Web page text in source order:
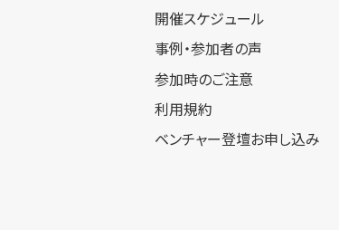
開催スケジュール
事例・参加者の声
参加時のご注意
利用規約
ベンチャー登壇お申し込み